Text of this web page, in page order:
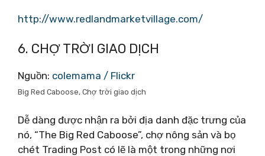
http://www.redlandmarketvillage.com/
6. CHỢ TRỜI GIAO DỊCH
Nguồn: colemama / Flickr
Big Red Caboose, Chợ trời giao dịch
Dễ dàng được nhận ra bởi địa danh đặc trưng của
nó, “The Big Red Caboose”, chợ nông sản và bọ
chét Trading Post có lẽ là một trong những nơi